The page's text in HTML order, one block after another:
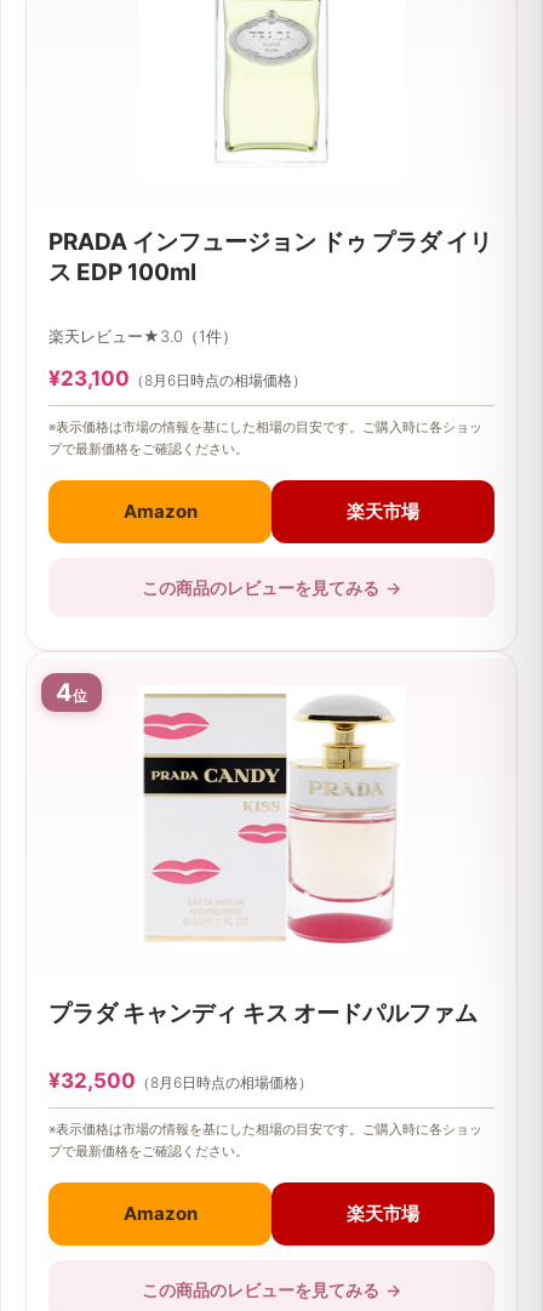
PRADA インフュージョン ドゥ プラダ イリ
ス EDP 100ml
楽天レビュー★3.0（1件）
¥23,100 （8月6日時点の相場価格）
※表示価格は市場の情報を基にした相場の目安です。ご購入時に各ショッ
プで最新価格をご確認ください。
Amazon 楽天市場
この商品のレビューを見てみる →
4位
プラダ キャンディ キス オードパルファム
¥32,500 （8月6日時点の相場価格）
※表示価格は市場の情報を基にした相場の目安です。ご購入時に各ショッ
プで最新価格をご確認ください。
Amazon 楽天市場
この商品のレビューを見てみる →